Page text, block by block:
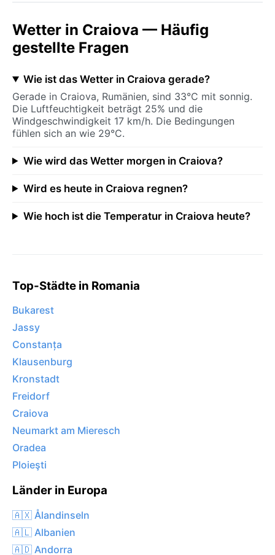
Wetter in Craiova — Häufig
gestellte Fragen
Wie ist das Wetter in Craiova gerade?
Gerade in Craiova, Rumänien, sind 33°C mit sonnig.
Die Luftfeuchtigkeit beträgt 25% und die
Windgeschwindigkeit 17 km/h. Die Bedingungen
fühlen sich an wie 29°C.
Wie wird das Wetter morgen in Craiova?
Wird es heute in Craiova regnen?
Wie hoch ist die Temperatur in Craiova heute?
Top-Städte in Romania
Bukarest
Jassy
Constanța
Klausenburg
Kronstadt
Freidorf
Craiova
Neumarkt am Mieresch
Oradea
Ploieşti
Länder in Europa
🇦🇽 Ålandinseln
🇦🇱 Albanien
🇦🇩 Andorra